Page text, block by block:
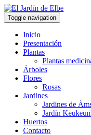
Toggle navigation
Inicio
Presentación
Plantas
Plantas
Árboles
Flores
Rosas
Jardines
Jardines de
Jardín
Huertos
Contacto